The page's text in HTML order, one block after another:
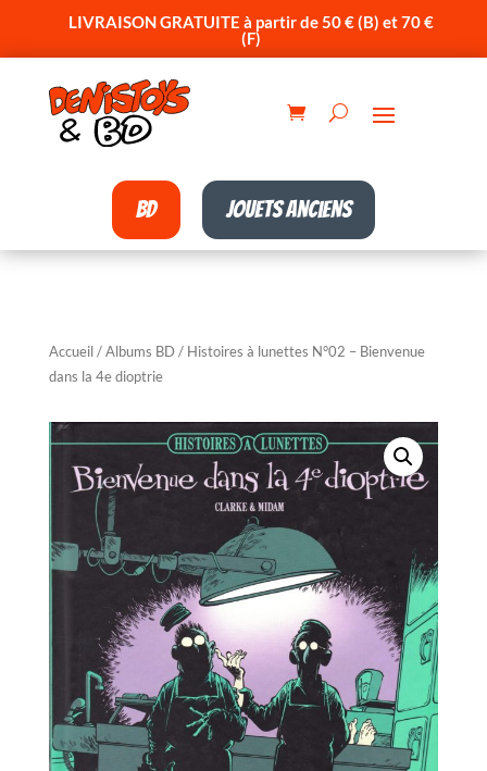
LIVRAISON GRATUITE à partir de 50 € (B) et 70 €
(F)
BD Jouets anciens
Accueil/Albums BD / Histoires à lunettes N°02 – Bienvenue
dans la 4e dioptrie